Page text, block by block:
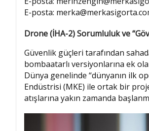
E-posta:
Drone (İHA-2) Sorumluluk ve
Güvenlik güçleri tarafından
bombaatarlı versiyonlarına ek
Dünya genelinde “dünyanın ilk
Endüstrisi (MKE) ile ortak bir
atışlarına yakın zamanda